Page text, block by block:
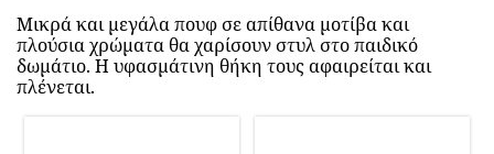
Μικρά και μεγάλα πουφ σε απίθανα μοτίβα και
πλούσια χρώματα θα χαρίσουν στυλ στο παιδικό
δωμάτιο. Η υφασμάτινη θήκη τους αφαιρείται και
πλένεται.